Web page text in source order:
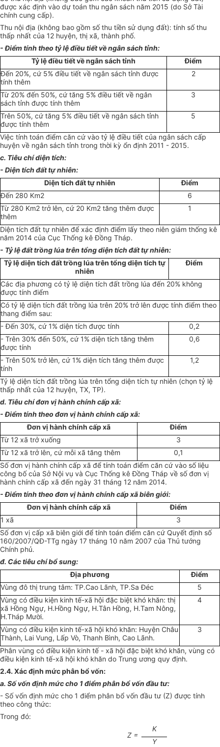
được xác định vào dự toán thu ngân sách năm 2015 (do Sở Tài
chính cung cấp).
Thu nội địa (không bao gồm số thu tiền sử dụng đất): tính số thu
thấp nhất của 12 huyện, thị xã, thành phố.
- Điểm tính theo tỷ lệ điều tiết về ngân sách tỉnh:
Tỷ lệ điều tiết về ngân sách tỉnh
Điểm
Đến 20%, cứ 5% điều tiết về ngân sách tỉnh được
tính thêm
2
Từ 20% đến 50%, cứ tăng 5% điều tiết về ngân
sách tỉnh được tính thêm
3
Trên 50%, cứ tăng 5% điều tiết về ngân sách tỉnh
được tính thêm
5
Việc tính toán điểm căn cứ vào tỷ lệ điều tiết của ngân sách cấp
huyện về ngân sách tỉnh trong thời kỳ ổn định 2011 - 2015.
c. Tiêu chí diện tích:
- Diện tích đất tự nhiên:
Diện tích đất tự nhiên
Điểm
Đến 280 Km2
6
Từ 280 Km2 trở lên, cứ 20 Km2 tăng thêm được
thêm
1
Diện tích đất tự nhiên để xác định điểm lấy theo niên giám thống kê
năm 2014 của Cục Thống kê Đồng Tháp.
- Tỷ lệ đất trồng lúa trên tổng diện tích đất tự nhiên:
Tỷ lệ diện tích đất trồng lúa trên tổng diện tích tự
nhiên
Điểm
Các địa phương có tỷ lệ diện tích đất trồng lúa đến 20% không
được tính điểm
Có tỷ lệ diện tích đất trồng lúa trên 20% trở lên được tính điểm theo
thang điểm sau:
- Đến 30%, cứ 1% diện tích được tính
0,2
- Trên 30% đến 50%, cứ 1% diện tích tăng thêm
được tính
0,6
- Trên 50% trở lên, cứ 1% diện tích tăng thêm được
tính
1,2
Tỷ lệ diện tích đất trồng lúa trên tổng diện tích tự nhiên (chọn tỷ lệ
thấp nhất của 12 huyện, TX, TP).
d. Tiêu chí đơn vị hành chính cấp xã:
- Điểm tính theo đơn vị hành chính cấp xã:
Đơn vị hành chính cấp xã
Điểm
Từ 12 xã trở xuống
3
Từ 12 xã trở lên, cứ mỗi xã tăng thêm
0,1
Số đơn vị hành chính cấp xã để tính toán điểm căn cứ vào số liệu
công bố của Sở Nội vụ và Cục Thống kê Đồng Tháp về số đơn vị
hành chính cấp xã đến ngày 31 tháng 12 năm 2014.
- Điểm tính theo đơn vị hành chính cấp xã biên giới:
Đơn vị hành chính cấp xã
Điểm
1 xã
3
Số đơn vị cấp xã biên giới để tính toán điểm căn cứ Quyết định số
160/2007/QĐ-TTg ngày 17 tháng 10 năm 2007 của Thủ tướng
Chính phủ.
đ. Các tiêu chí bổ sung:
Địa phương
Điểm
Vùng đô thị trung tâm: TP.Cao Lãnh, TP.Sa Đéc
5
Vùng có điều kiện kinh tế-xã hội đặc biệt khó khăn: thị
xã Hồng Ngự, H.Hồng Ngự, H.Tân Hồng, H.Tam Nông,
H.Tháp Mười.
4
Vùng có điều kiện kinh tế-xã hội khó khăn: Huyện Châu
Thành, Lai Vung, Lấp Vò, Thanh Bình, Cao Lãnh.
3
Phân vùng có điều kiện kinh tế - xã hội đặc biệt khó khăn, vùng có
điều kiện kinh tế-xã hội khó khăn do Trung ương quy định.
2.4. Xác định mức phân bổ vốn:
a. Số vốn định mức cho 1 điểm phân bổ vốn đầu tư:
- Số vốn định mức cho 1 điểm phân bổ vốn đầu tư (Z) được tính
theo công thức:
Trong đó:
Z =
K
Y